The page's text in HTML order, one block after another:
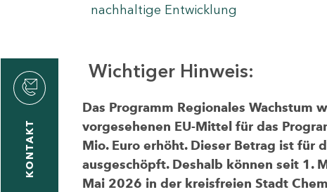
nachhaltige Entwicklung
KONTAKT
Wichtiger Hinweis:
Das Programm Regionales Wachstum
vorgesehenen EU-Mittel für das
Mio. Euro erhöht. Dieser Betrag ist für
ausgeschöpft. Deshalb können seit 1.
Mai 2026 in der kreisfreien Stadt